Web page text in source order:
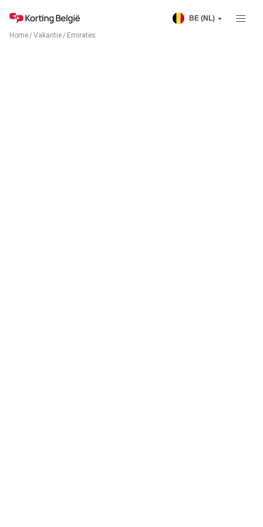
BE (NL)
Home/Vakantie/ Emirates